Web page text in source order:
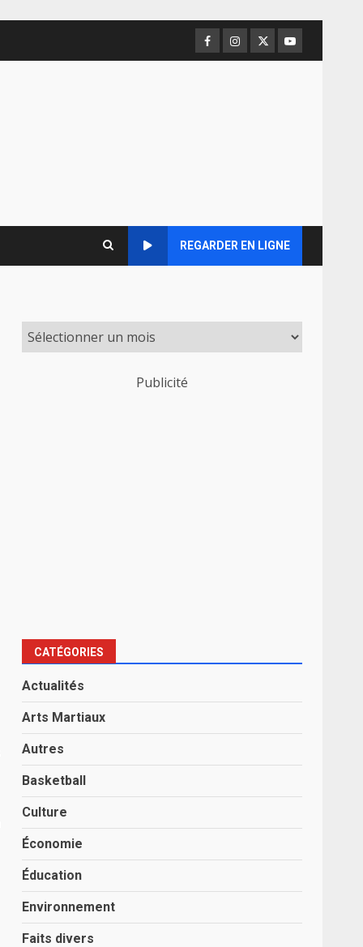
Facebook
Instagram
TwitterYoutube
REGARDER EN LIGNE
Publicité
CATÉGORIES
Actualités
Arts Martiaux
Autres
Basketball
Culture
Économie
Éducation
Environnement
Faits divers